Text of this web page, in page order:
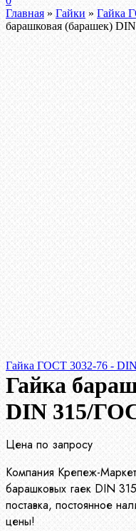
Главная » Гайки » Гайка
барашковая (барашек)
Гайка ГОСТ 3032-76 -
Гайка
DIN 315/
Цена по запросу
Компания Крепеж-
барашковых гаек DIN
поставка, постоянное
цены!